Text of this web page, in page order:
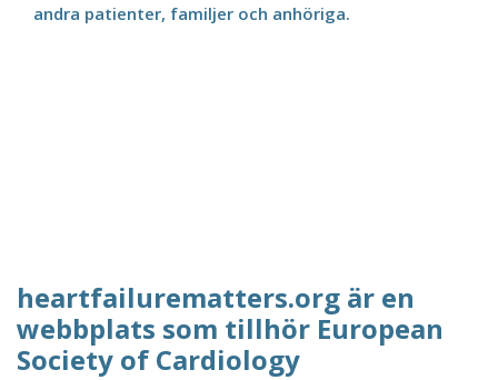
andra patienter, familjer och anhöriga.
heartfailurematters.org är en
webbplats som tillhör European
Society of Cardiology